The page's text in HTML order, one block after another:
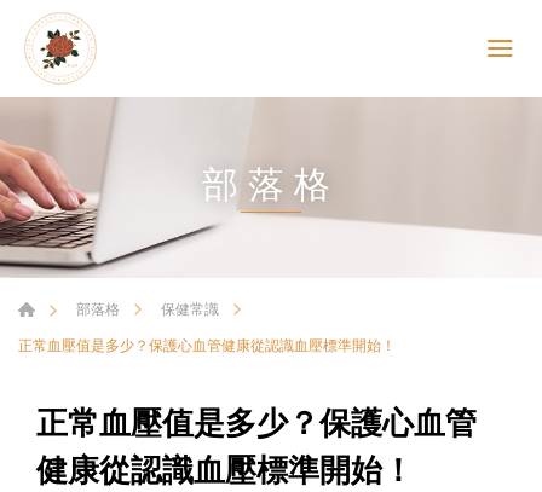
部落格
部落格
保健常識
正常血壓值是多少？保護心血管健康從認識血壓標準開始！
正常血壓值是多少？保護心血管
健康從認識血壓標準開始！